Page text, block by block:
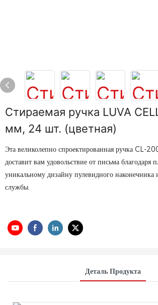
Стираемая ручка LUVA
мм, 24 шт. (цветная)
Эта великолепно спроектированная ручка CL-
доставит вам удовольствие от письма благодаря
уникальному дизайну пулевидного наконечника
службы.
Деталь Продукта